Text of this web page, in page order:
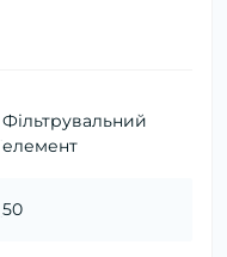
Фільтрувальний
елемент
50